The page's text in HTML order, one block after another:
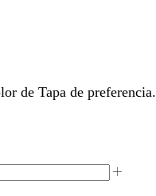
de Tapa de preferencia.